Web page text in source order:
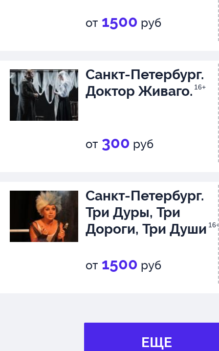
от 1500 руб
Санкт-Петербург.
Доктор Живаго. 16+
от 300 руб
Санкт-Петербург.
Три Дуры, Три
Дороги, Три Души
от 1500 руб
ЕЩЕ